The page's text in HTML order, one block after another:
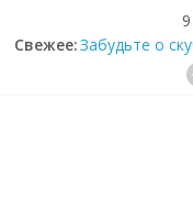
Свежее:Забудьте о
которое
Небо зовёт: